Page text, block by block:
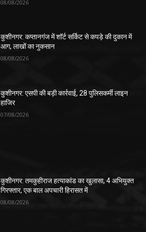
08/08/2026
कुशीनगर: कप्तानगंज में शॉर्ट सर्किट से कपड़े की दुकान में
आग, लाखों का नुकसान
08/08/2026
कुशीनगर: एसपी की बड़ी कार्रवाई, 28 पुलिसकर्मी लाइन
हाजिर
07/08/2026
कुशीनगर: तमकुहीराज हत्याकांड का खुलासा, 4 अभियुक्त
गिरफ्तार, एक बाल अपचारी हिरासत में
08/08/2026